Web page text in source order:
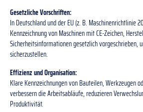
Gesetzliche Vorschriften:
In Deutschland und der EU (z. B. Maschinenrichtlinie
Kennzeichnung von Maschinen mit CE-Zeichen,
Sicherheitsinformationen gesetzlich vorgeschrieben,
sicherzustellen.
Effizienz und Organisation:
Klare Kennzeichnungen von Bauteilen, Werkzeugen
verbessern die Arbeitsabläufe, reduzieren
Produktivität.